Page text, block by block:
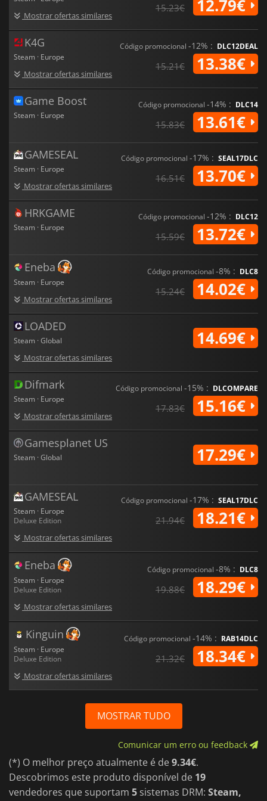
Mostrar ofertas similares
15.23€ 12.79€
K4G
Steam · Europe
Mostrar ofertas similares
Código promocional -12% : DLC12DEAL
15.21€ 13.38€
Game Boost
Steam · Europe
Código promocional -14% : DLC14
15.83€ 13.61€
GAMESEAL
Steam · Europe
Mostrar ofertas similares
Código promocional -17% : SEAL17DLC
16.51€ 13.70€
HRKGAME
Steam · Europe
Código promocional -12% : DLC12
15.59€ 13.72€
Eneba
Steam · Europe
Mostrar ofertas similares
Código promocional -8% : DLC8
15.24€ 14.02€
LOADED
Steam · Global
Mostrar ofertas similares
14.69€
Difmark
Steam · Europe
Mostrar ofertas similares
Código promocional -15% : DLCOMPARE
17.83€ 15.16€
Gamesplanet US
Steam · Global 17.29€
GAMESEAL
Steam · Europe
Deluxe Edition
Mostrar ofertas similares
Código promocional -17% : SEAL17DLC
21.94€ 18.21€
Eneba
Steam · Europe
Deluxe Edition
Mostrar ofertas similares
Código promocional -8% : DLC8
19.88€ 18.29€
Kinguin
Steam · Europe
Deluxe Edition
Mostrar ofertas similares
Código promocional -14% : RAB14DLC
21.32€ 18.34€
MOSTRAR TUDO
Comunicar um erro ou feedback
(*) O melhor preço atualmente é de9.34€.
Descobrimos este produto disponível de 19
vendedores que suportam 5 sistemas DRM: Steam,